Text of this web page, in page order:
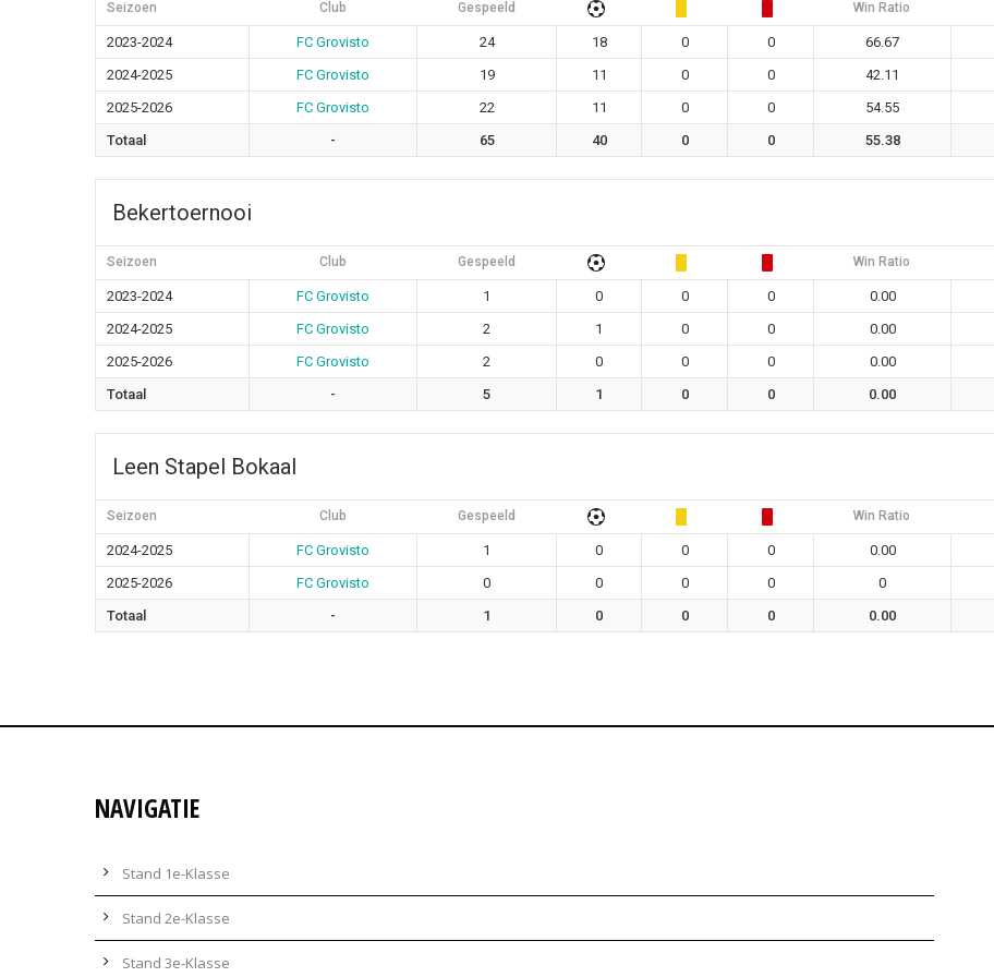
Seizoen Club Gespeeld Win Ratio
2023-2024 FC Grovisto 24 18 0 0 66.67
2024-2025
FC Grovisto 19 11 0 0 42.11
2025-2026
FC Grovisto 22 11 0 0 54.55
Totaal
- 65 40 0 0 55.38
Bekertoernooi
Seizoen Club Gespeeld Win Ratio
2023-2024 FC Grovisto 1 0 0 0 0.00
2024-2025
FC Grovisto 2 1 0 0 0.00
2025-2026
FC Grovisto 2 0 0 0 0.00
Totaal
- 5 1 0 0 0.00
Leen Stapel Bokaal
Seizoen Club Gespeeld Win Ratio
2024-2025 FC Grovisto 1 0 0 0 0.00
2025-2026
FC Grovisto 0 0 0 0 0
Totaal
- 1 0 0 0 0.00
NAVIGATIE
Stand 1e-Klasse
Stand 2e-Klasse
Stand 3e-Klasse